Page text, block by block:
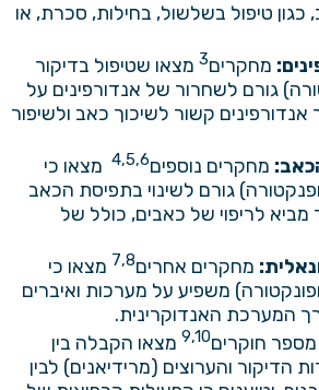
טיפול בשלשול, בחילות, סכרת, או
מחקרים3 מצאו שטיפול בדיקור
גורם לשחרור של אנדורפינים על
אנדורפינים קשור לשיכוך כאב ולשיפור
מחקרים נוספים4,5,6 מצאו כי
גורם לשינוי בתפיסת הכאב
מביא לריפוי של כאבים, כולל של
מחקרים אחרים7,8 מצאו כי
משפיע על מערכות ואיברים
המערכת האנדוקרינית.
מספר חוקרים9,10 מצאו הקבלה בין
הדיקור והערוצים (מרידיאנים) לבין